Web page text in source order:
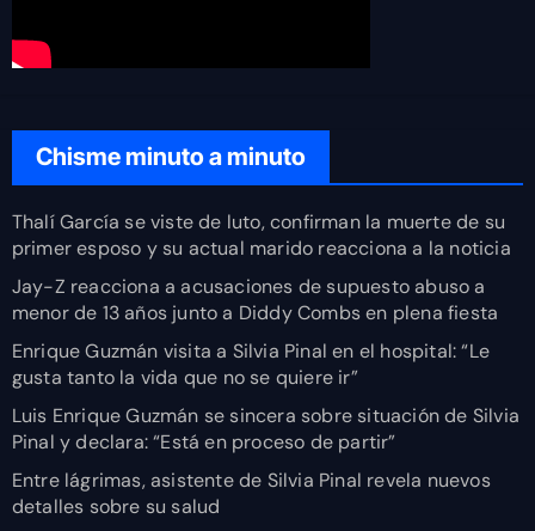
Chisme minuto a minuto
Thalí García se viste de luto, confirman la muerte de su
primer esposo y su actual marido reacciona a la noticia
Jay-Z reacciona a acusaciones de supuesto abuso a
menor de 13 años junto a Diddy Combs en plena fiesta
Enrique Guzmán visita a Silvia Pinal en el hospital: “Le
gusta tanto la vida que no se quiere ir”
Luis Enrique Guzmán se sincera sobre situación de Silvia
Pinal y declara: “Está en proceso de partir”
Entre lágrimas, asistente de Silvia Pinal revela nuevos
detalles sobre su salud